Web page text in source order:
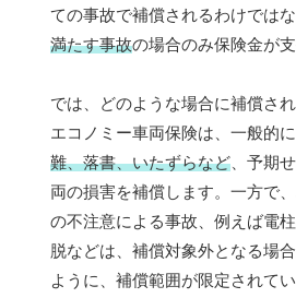
ての事故で補償されるわけではな
満たす事故の場合のみ保険金が支
では、どのような場合に補償さ
エコノミー車両保険は、一般的に
難、落書、いたずらなど 、予期
両の損害を補償します。一方で
の不注意による事故、例えば電
脱などは、補償対象外となる場
ように、補償範囲が限定されて